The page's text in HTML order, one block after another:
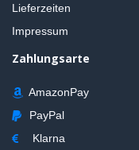
Lieferzeiten
Impressum
Zahlungsarte
AmazonPay
PayPal
Klarna